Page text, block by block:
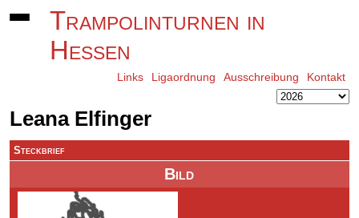
Trampolinturnen in
Hessen
Links Ligaordnung Ausschreibung Kontakt
Leana Elfinger
Bild
Steckbrief